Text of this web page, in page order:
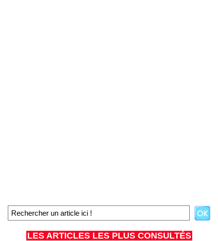
LES ARTICLES LES PLUS CONSULTÉS